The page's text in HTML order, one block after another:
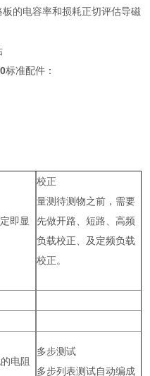
的电容率和损耗正切评估导磁
标准配件：
即显
校正
量测待测物之前，需要
先做开路、短路、高频
负载校正、及定频负载
校正。
电阻
多步测试
多步列表测试自动编成